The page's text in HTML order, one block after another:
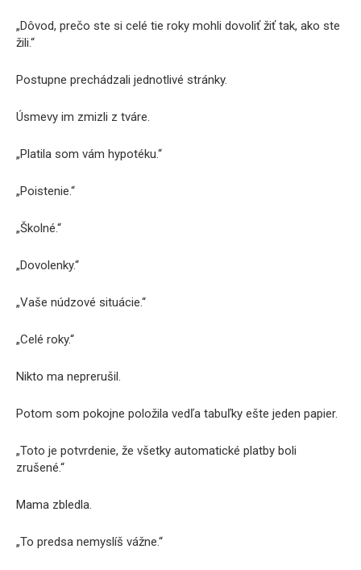
„Dôvod, prečo ste si celé tie roky mohli dovoliť žiť tak, ako ste
žili.“
Postupne prechádzali jednotlivé stránky.
Úsmevy im zmizli z tváre.
„Platila som vám hypotéku.“
„Poistenie.“
„Školné.“
„Dovolenky.“
„Vaše núdzové situácie.“
„Celé roky.“
Nikto ma neprerušil.
Potom som pokojne položila vedľa tabuľky ešte jeden papier.
„Toto je potvrdenie, že všetky automatické platby boli
zrušené.“
Mama zbledla.
„To predsa nemyslíš vážne.“